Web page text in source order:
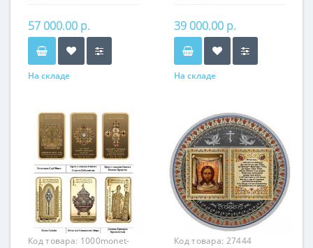
Хачкары
57 000.00 р.
На складе
Армении
39 000.00 р.
На складе
Код товара: 1000monet-
Код товара: 27444